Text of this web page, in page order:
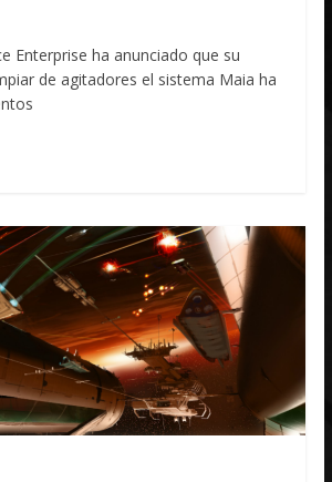
Enterprise ha anunciado que su
de agitadores el sistema Maia ha